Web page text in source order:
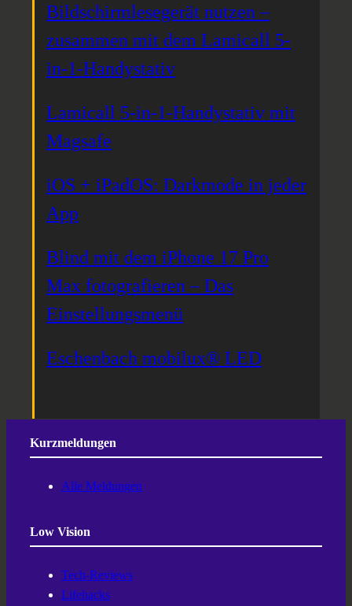
Bildschirmlesegerät nutzen –
zusammen mit dem Lamicall 5-
in-1-Handystativ
Lamicall 5-in-1-Handystativ mit
Magsafe
iOS + iPadOS: Darkmode in jeder
App
Blind mit dem iPhone 17 Pro
Max fotografieren – Das
Einstellungsmenü
Eschenbach mobilux® LED
Kurzmeldungen
Alle Meldungen
Low Vision
Tech-Reviews
Lifehacks